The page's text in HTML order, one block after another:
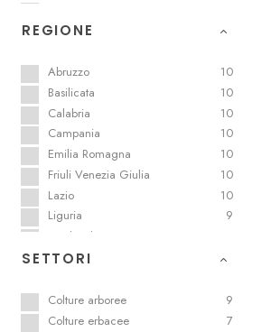
Meccanizzazione
2
Packaging sostenibile
2
Prodotti enologici
3
Prodotti per il paesaggio e l’arredo 1
Prodotti per la difesa
6
Sementiera
2
Trasporti sostenibili
1
Vivaistica
7
REGIONE
Abruzzo
10
Basilicata
10
Calabria
10
Campania
10
Emilia Romagna
10
Friuli Venezia Giulia
10
Lazio
10
Liguria
9
Lombardia
Marche
9
Piemonte
9
Provincia autonoma di Bolzano
9
SETTORI
Colture arboree
9
Colture erbacee
7